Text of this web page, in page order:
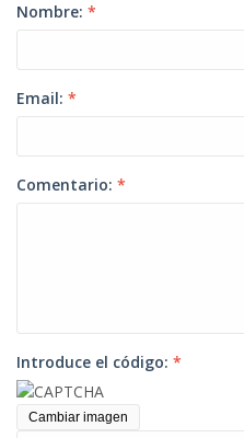
Nombre: *
Email: *
Comentario: *
Introduce el código: *
Cambiar imagen